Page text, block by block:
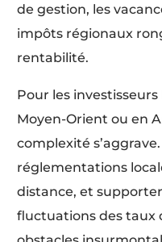
de gestion, les
impôts régionaux
rentabilité.
Pour les
Moyen-Orient ou en
complexité
réglementations
distance, et
fluctuations des taux